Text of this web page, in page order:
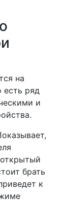
на
есть ряд
и
брать
к